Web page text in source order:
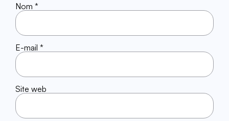
Nom *
E-mail *
Site web